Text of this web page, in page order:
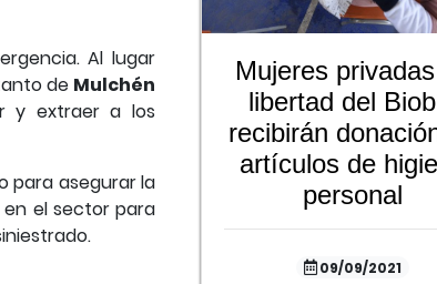
Al lugar
de Mulchén
y extraer a los
para asegurar la
el sector para
Mujeres
libertad del
recibirán
artículos de
personal
09/09/2021